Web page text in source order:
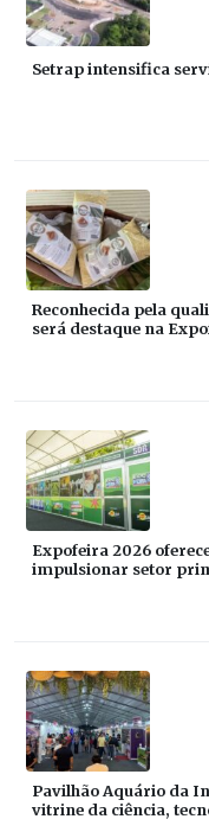
Setrap intensifica
Reconhecida pela
será destaque na
Expofeira 2026
impulsionar setor
Pavilhão Aquário da
vitrine da ciência,